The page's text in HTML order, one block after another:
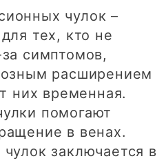
чулок –
тех, кто не
симптомов,
расширением
них временная.
помогают
в венах.
заключается в